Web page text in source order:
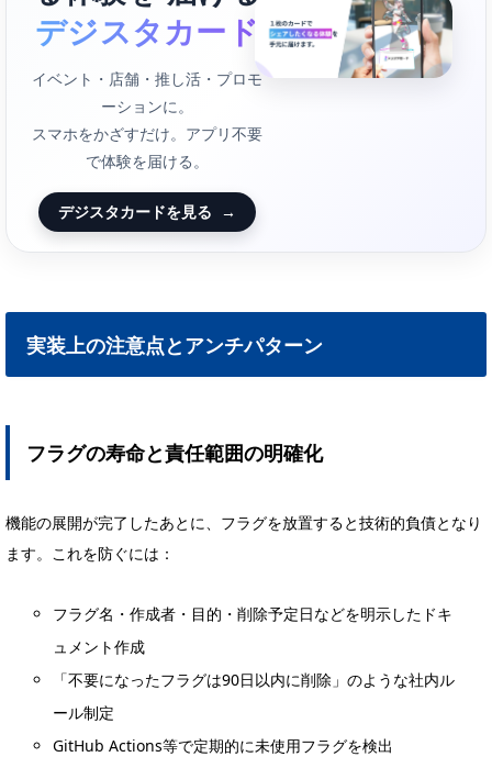
デジスタカード
イベント・店舗・推し活・プロモ
ーションに。
スマホをかざすだけ。アプリ不要
で体験を届ける。
デジスタカードを見る →
実装上の注意点とアンチパターン
フラグの寿命と責任範囲の明確化
機能の展開が完了したあとに、フラグを放置すると技術的負債となり
ます。これを防ぐには：
フラグ名・作成者・目的・削除予定日などを明示したドキ
ュメント作成
「不要になったフラグは90日以内に削除」のような社内ル
ール制定
GitHub Actions等で定期的に未使用フラグを検出